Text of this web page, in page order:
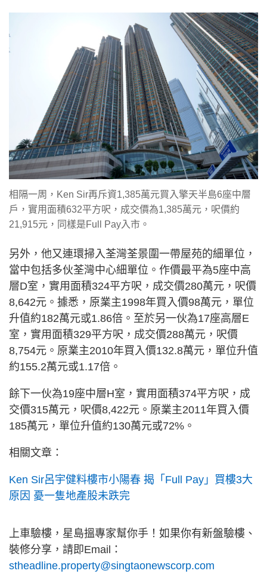
相隔一周，Ken Sir再斥資1,385萬元買入擎天半島6座中層
戶，實用面積632平方呎，成交價為1,385萬元，呎價約
21,915元，同樣是Full Pay入市。
另外，他又連環掃入荃灣荃景圍一帶屋苑的細單位，
當中包括多伙荃灣中心細單位。作價最平為5座中高
層D室，實用面積324平方呎，成交價280萬元，呎價
8,642元。據悉，原業主1998年買入價98萬元，單位
升值約182萬元或1.86倍。至於另一伙為17座高層E
室，實用面積329平方呎，成交價288萬元，呎價
8,754元。原業主2010年買入價132.8萬元，單位升值
約155.2萬元或1.17倍。
餘下一伙為19座中層H室，實用面積374平方呎，成
交價315萬元，呎價8,422元。原業主2011年買入價
185萬元，單位升值約130萬元或72%。
相關文章：
Ken Sir呂宇健料樓市小陽春 揭「Full Pay」買樓3大
原因 憂一隻地產股未跌完
上車驗樓，星島搵專家幫你手！如果你有新盤驗樓、
裝修分享，請即Email：
stheadline.property@singtaonewscorp.com